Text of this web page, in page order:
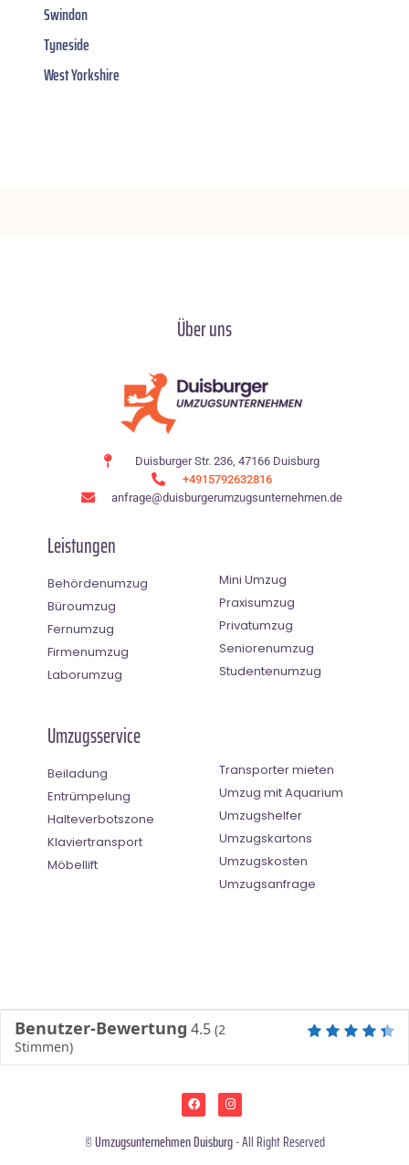
Swindon
Tyneside
West Yorkshire
Über uns
Duisburger Str. 236, 47166 Duisburg
+4915792632816
anfrage@duisburgerumzugsunternehmen.de
Leistungen
Behördenumzug
Büroumzug
Fernumzug
Firmenumzug
Laborumzug
Mini Umzug
Praxisumzug
Privatumzug
Seniorenumzug
Studentenumzug
Umzugsservice
Beiladung
Entrümpelung
Halteverbotszone
Klaviertransport
Möbellift
Transporter mieten
Umzug mit Aquarium
Umzugshelfer
Umzugskartons
Umzugskosten
Umzugsanfrage
Benutzer-Bewertung 4.5 (2
Stimmen)
©Umzugsunternehmen Duisburg- All Right Reserved